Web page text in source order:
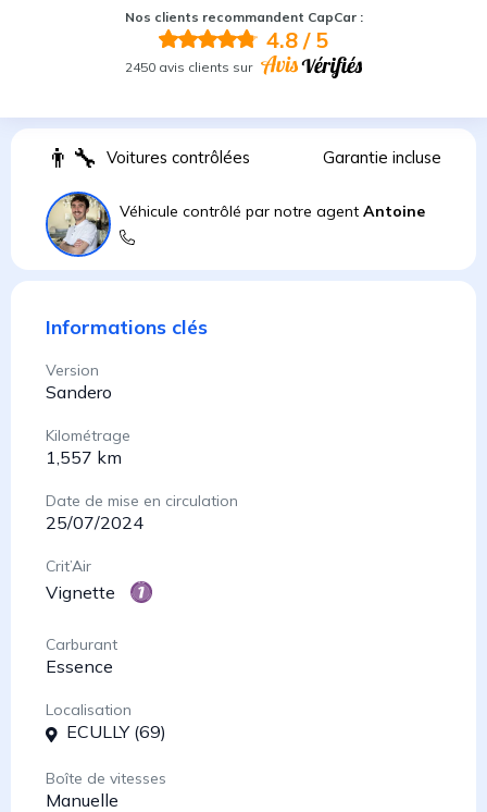
Nos clients recommandent CapCar :
4.8/ 5
2450 avis clients sur
👨 Voitures contrôlées Garantie incluse
Véhicule contrôlé par notre agent Antoine
Informations clés
Version
Sandero
Kilométrage
1,557 km
Date de mise en circulation
25/07/2024
Crit’Air
Vignette
Carburant
Essence
Localisation
ECULLY (69)
Boîte de vitesses
Manuelle